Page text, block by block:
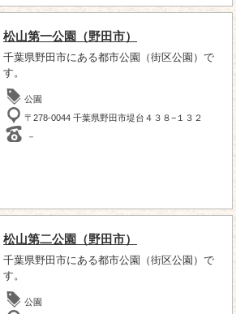
松山第一公園（野田市）
千葉県野田市にある都市公園（街区公園）で
す。
公園
〒278-0044 千葉県野田市堤台４３８−１３２
－
松山第二公園（野田市）
千葉県野田市にある都市公園（街区公園）で
す。
公園